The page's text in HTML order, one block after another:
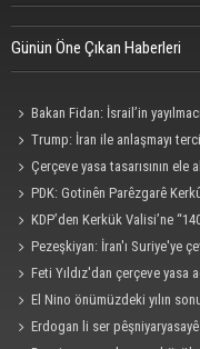
Günün Öne Çıkan Haberleri
Bakan Fidan: İsrail’in
Trump: İran ile anlaşmayı
Çerçeve yasa tasarısının
PDK: Gotinên Parêzgarê
KDP’den Kerkük Valisi’ne
Pezeşkiyan: İran'ı Suriye'ye
Feti Yıldız'dan çerçeve yasa
El Nino önümüzdeki yılın
sürükleyebilir
Erdogan li ser